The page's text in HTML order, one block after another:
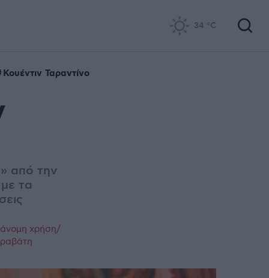
34 °C
Κουέντιν Ταραντίνο
από την
τα
χρήση/